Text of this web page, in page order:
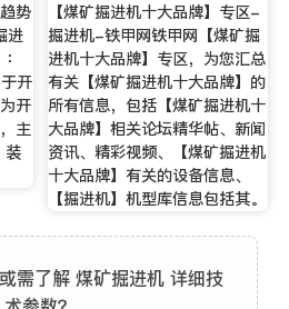
势
进
开
开
主
装
【煤矿掘进机十大品牌】专区-
掘进机-铁甲网铁甲网【煤矿掘
进机十大品牌】专区，为您汇总
有关【煤矿掘进机十大品牌】的
所有信息，包括【煤矿掘进机十
大品牌】相关论坛精华帖、新闻
资讯、精彩视频、【煤矿掘进机
十大品牌】有关的设备信息、
【掘进机】机型库信息包括其。
需了解 煤矿掘进机 详细技